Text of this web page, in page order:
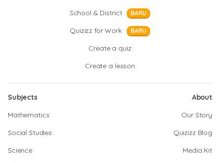
School & District
BARU
Quizizz for Work BARU
Create a quiz
Create a lesson
Subjects
Mathematics
Social Studies
Science
About
Our Story
Quizizz Blog
Media Kit